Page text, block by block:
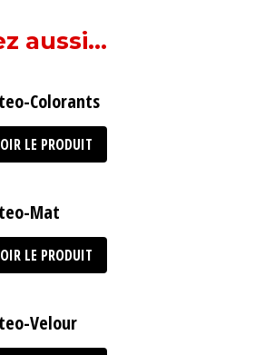
aussi...
Colorants
LE PRODUIT
Mat
LE PRODUIT
Velour